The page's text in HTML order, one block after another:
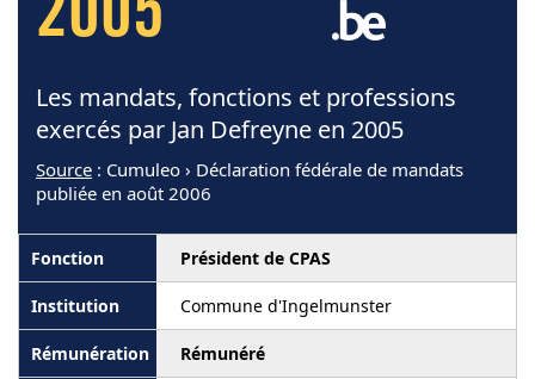
2005
Les mandats, fonctions et professions
exercés par Jan Defreyne en 2005
Source : Cumuleo › Déclaration fédérale de mandats
publiée en août 2006
Président de CPAS
Commune d'Ingelmunster
Rémunéré